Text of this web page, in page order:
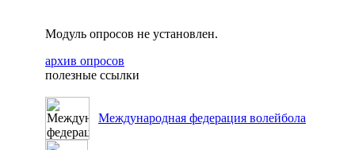
Модуль опросов не установлен.
архив опросов
полезные ссылки
Международная федерация волейбола